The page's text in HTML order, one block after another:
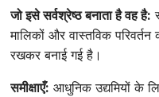
जो इसे सर्वश्रेष्ठ बनाता है वह है:
मालिकों और वास्तविक
रखकर बनाई गई है।
समीक्षाएँ: आधुनिक उद्यमियों के